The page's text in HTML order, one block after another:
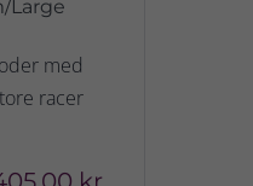
Large
med
racer